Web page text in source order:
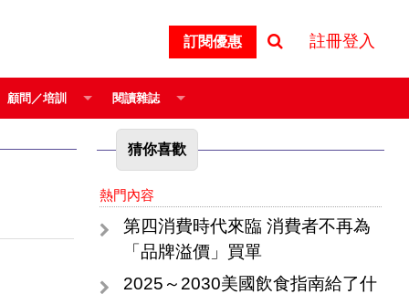
訂閱優惠 註冊登入
顧問／培訓 閱讀雜誌
猜你喜歡
熱門內容
第四消費時代來臨 消費者不再為
「品牌溢價」買單
2025～2030美國飲食指南給了什